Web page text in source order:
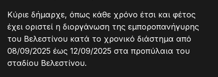
Κύριε δήμαρχε, όπως κάθε χρόνο έτσι και φέτος
έχει οριστεί η διοργάνωση της εμποροπανήγυρης
του Βελεστίνου κατά το χρονικό διάστημα από
08/09/2025 έως 12/09/2025 στα προπύλαια του
σταδίου Βελεστίνου.